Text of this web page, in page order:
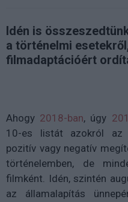
Idén is
a történelmi
filmadaptációért
Ahogy 2018-ban, úgy
10-es listát azokról az
pozitív vagy negatív
történelemben, de
filmként. Idén, szintén
az államalapítás